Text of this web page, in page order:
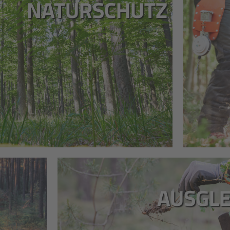
NATURSCHUTZ